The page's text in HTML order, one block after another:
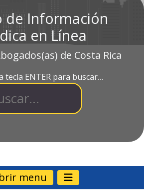
de Información
en Línea
de Costa Rica
tecla ENTER para buscar…
menu